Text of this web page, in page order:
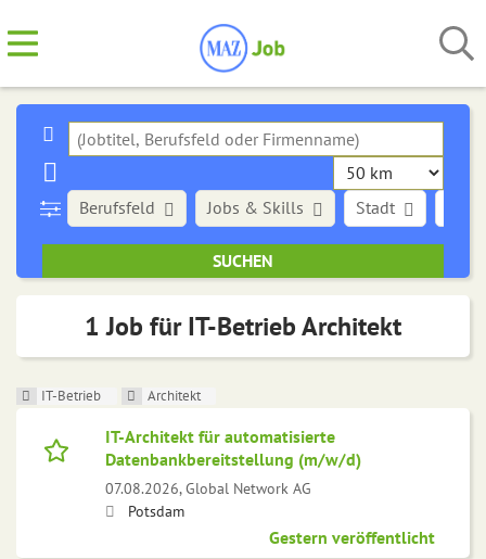
Stadt
Berufsfeld Jobs & Skills
1 Job für IT-Betrieb Architekt
IT-Betrieb Architekt
IT-Architekt für automatisierte
Datenbankbereitstellung (m/w/d)
07.08.2026,Global Network AG
Potsdam
Gestern veröffentlicht